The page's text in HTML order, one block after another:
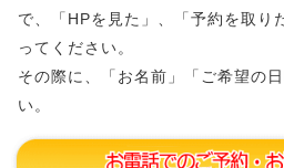
で、「HPを見た」、「予約を取り
ってください。
その際に、「お名前」「ご希望の
い。